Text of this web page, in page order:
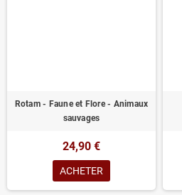
Rotam - Faune et Flore - Animaux
sauvages
24,90 €
ACHETER